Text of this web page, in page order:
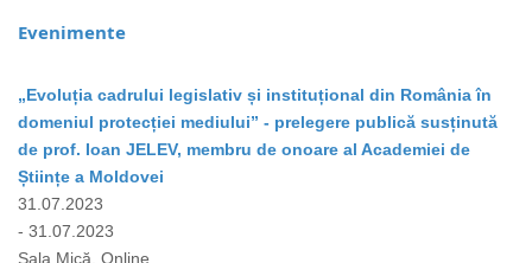
Evenimente
„Evoluția cadrului legislativ și instituțional din România în
domeniul protecției mediului” - prelegere publică susținută
de prof. Ioan JELEV, membru de onoare al Academiei de
Științe a Moldovei
31.07.2023
- 31.07.2023
Sala Mică, Online